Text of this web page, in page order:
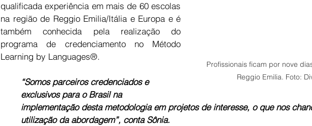
Profissionais ficam por nove
Reggio Emilia. Foto:
qualificada experiência em mais de 60 escolas
na região de Reggio Emilia/Itália e Europa e é
também conhecida pela realização do
programa de credenciamento no Método
Learning by Languages®.
“Somos parceiros credenciados e
exclusivos para o Brasil na
implementação desta metodologia em projetos de interesse, o que nos
utilização da abordagem”, conta Sônia.